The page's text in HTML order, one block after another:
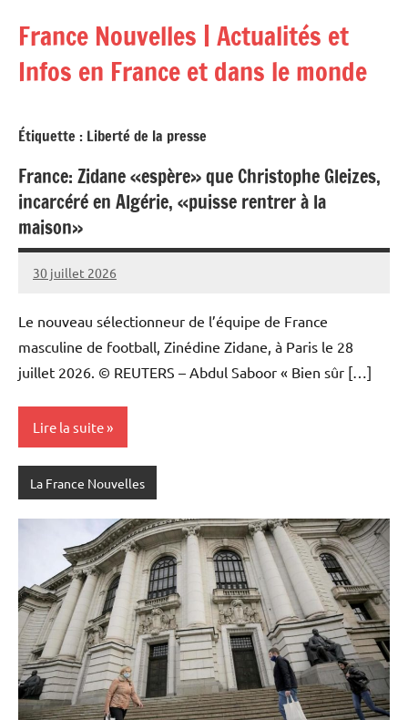
contenu
France Nouvelles | Actualités et
Infos en France et dans le monde
Étiquette : Liberté de la presse
France: Zidane «espère» que Christophe Gleizes,
incarcéré en Algérie, «puisse rentrer à la
maison»
30 juillet 2026
Admins
Le nouveau sélectionneur de l’équipe de France
masculine de football, Zinédine Zidane, à Paris le 28
juillet 2026. © REUTERS – Abdul Saboor « Bien sûr […]
Lire la suite
La France Nouvelles